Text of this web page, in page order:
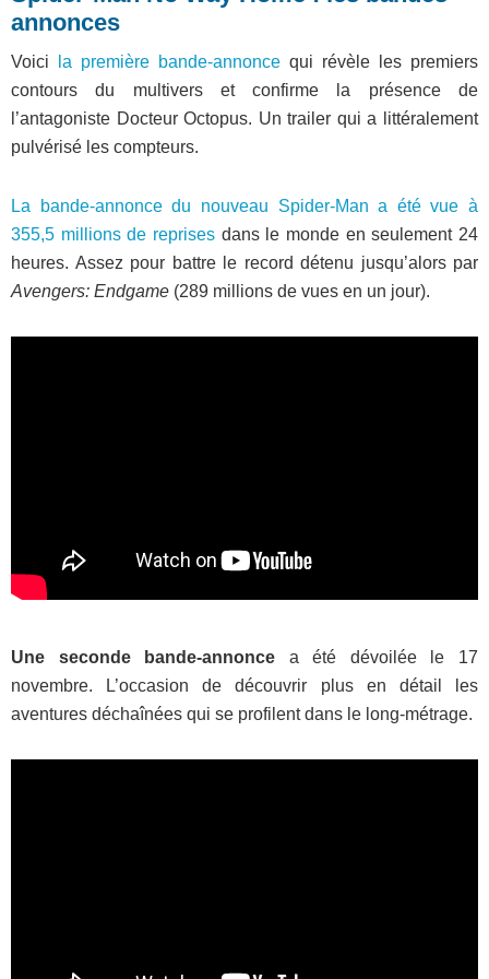
annonces
Voici la première bande-annonce qui révèle les premiers
contours du multivers et confirme la présence de
l’antagoniste Docteur Octopus. Un trailer qui a littéralement
pulvérisé les compteurs.
La bande-annonce du nouveau Spider-Man a été vue à
355,5 millions de reprises dans le monde en seulement 24
heures. Assez pour battre le record détenu jusqu’alors par
Avengers: Endgame (289 millions de vues en un jour).
Une seconde bande-annonce a été dévoilée le 17
novembre. L’occasion de découvrir plus en détail les
aventures déchaînées qui se profilent dans le long-métrage.